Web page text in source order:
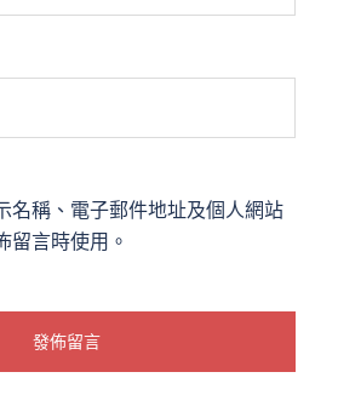
名稱、電子郵件地址及個人網站
留言時使用。